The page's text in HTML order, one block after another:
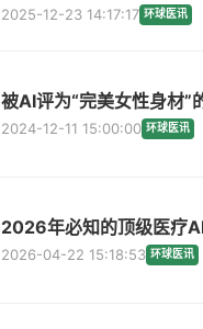
2025-12-23 14:17:17 环球医讯
被AI评为“完美女性身材”
2024-12-11 15:00:00 环球医讯
2026年必知的顶级医疗
2026-04-22 15:18:53 环球医讯